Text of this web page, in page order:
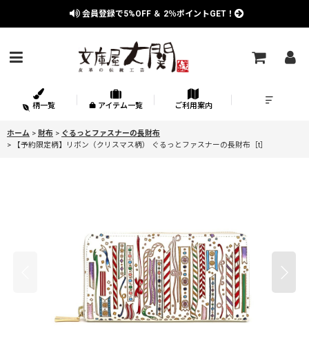
会員登録で5%OFF ＆ 2％ポイントGET！
柄一覧 アイテム一覧 ご利用案内
ホーム > 財布 > ぐるっとファスナーの長財布
>
【予約限定柄】リボン（クリスマス柄） ぐるっとファスナーの長財布［t］